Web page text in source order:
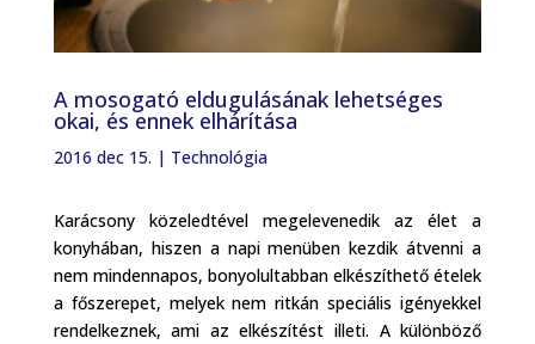
A mosogató eldugulásának lehetséges
okai, és ennek elhárítása
2016 dec 15. | Technológia
Karácsony közeledtével megelevenedik az élet a
konyhában, hiszen a napi menüben kezdik átvenni a
nem mindennapos, bonyolultabban elkészíthető ételek
a főszerepet, melyek nem ritkán speciális igényekkel
rendelkeznek, ami az elkészítést illeti. A különböző